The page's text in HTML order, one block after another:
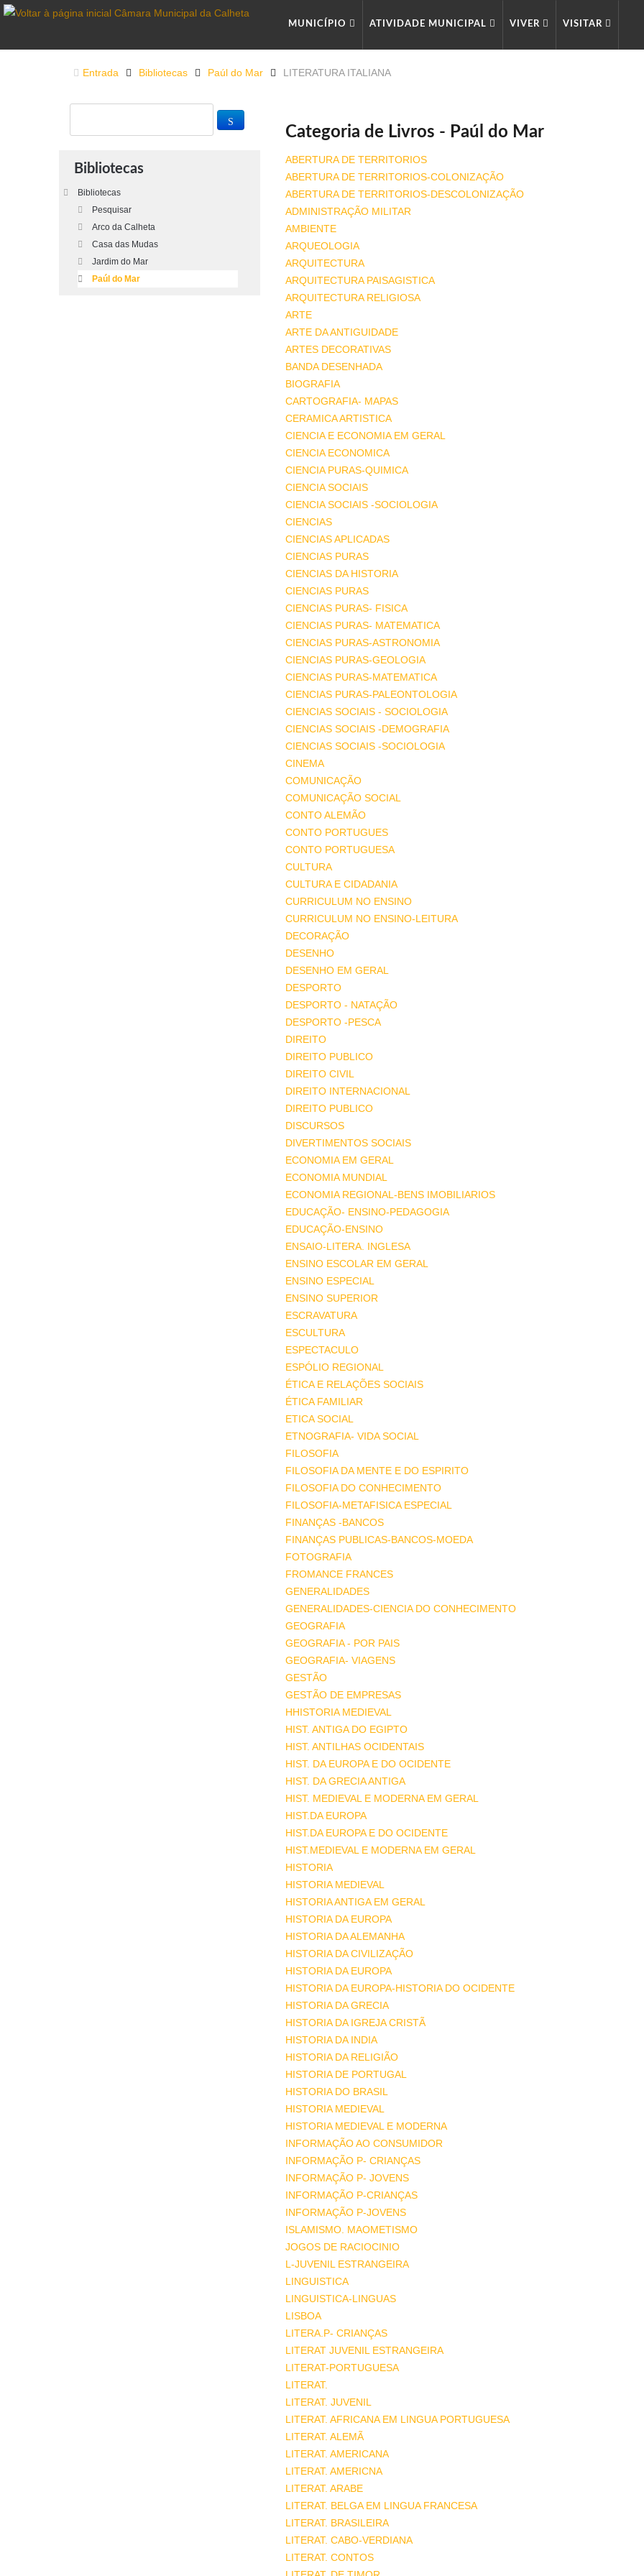
MUNICÍPIO ATIVIDADE MUNICIPAL VIVER VISITAR
Entrada Bibliotecas Paúl do Mar LITERATURA ITALIANA
Categoria de Livros - Paúl do Mar
ABERTURA DE TERRITORIOS
ABERTURA DE TERRITORIOS-COLONIZAÇÃO
ABERTURA DE TERRITORIOS-DESCOLONIZAÇÃO
ADMINISTRAÇÃO MILITAR
AMBIENTE
ARQUEOLOGIA
ARQUITECTURA
ARQUITECTURA PAISAGISTICA
ARQUITECTURA RELIGIOSA
ARTE
ARTE DA ANTIGUIDADE
ARTES DECORATIVAS
BANDA DESENHADA
BIOGRAFIA
CARTOGRAFIA- MAPAS
CERAMICA ARTISTICA
CIENCIA E ECONOMIA EM GERAL
CIENCIA ECONOMICA
CIENCIA PURAS-QUIMICA
CIENCIA SOCIAIS
CIENCIA SOCIAIS -SOCIOLOGIA
CIENCIAS
CIENCIAS APLICADAS
CIENCIAS PURAS
CIENCIAS DA HISTORIA
CIENCIAS PURAS
CIENCIAS PURAS- FISICA
CIENCIAS PURAS- MATEMATICA
CIENCIAS PURAS-ASTRONOMIA
CIENCIAS PURAS-GEOLOGIA
CIENCIAS PURAS-MATEMATICA
CIENCIAS PURAS-PALEONTOLOGIA
CIENCIAS SOCIAIS - SOCIOLOGIA
CIENCIAS SOCIAIS -DEMOGRAFIA
CIENCIAS SOCIAIS -SOCIOLOGIA
CINEMA
COMUNICAÇÃO
COMUNICAÇÃO SOCIAL
CONTO ALEMÃO
CONTO PORTUGUES
CONTO PORTUGUESA
CULTURA
CULTURA E CIDADANIA
CURRICULUM NO ENSINO
CURRICULUM NO ENSINO-LEITURA
DECORAÇÃO
DESENHO
DESENHO EM GERAL
DESPORTO
DESPORTO - NATAÇÃO
DESPORTO -PESCA
DIREITO
DIREITO PUBLICO
DIREITO CIVIL
DIREITO INTERNACIONAL
DIREITO PUBLICO
DISCURSOS
DIVERTIMENTOS SOCIAIS
ECONOMIA EM GERAL
ECONOMIA MUNDIAL
ECONOMIA REGIONAL-BENS IMOBILIARIOS
EDUCAÇÃO- ENSINO-PEDAGOGIA
EDUCAÇÃO-ENSINO
ENSAIO-LITERA. INGLESA
ENSINO ESCOLAR EM GERAL
ENSINO ESPECIAL
ENSINO SUPERIOR
ESCRAVATURA
ESCULTURA
ESPECTACULO
ESPÓLIO REGIONAL
ÉTICA E RELAÇÕES SOCIAIS
ÉTICA FAMILIAR
ETICA SOCIAL
ETNOGRAFIA- VIDA SOCIAL
FILOSOFIA
FILOSOFIA DA MENTE E DO ESPIRITO
FILOSOFIA DO CONHECIMENTO
FILOSOFIA-METAFISICA ESPECIAL
FINANÇAS -BANCOS
FINANÇAS PUBLICAS-BANCOS-MOEDA
FOTOGRAFIA
FROMANCE FRANCES
GENERALIDADES
GENERALIDADES-CIENCIA DO CONHECIMENTO
GEOGRAFIA
GEOGRAFIA - POR PAIS
GEOGRAFIA- VIAGENS
GESTÃO
GESTÃO DE EMPRESAS
HHISTORIA MEDIEVAL
HIST. ANTIGA DO EGIPTO
HIST. ANTILHAS OCIDENTAIS
HIST. DA EUROPA E DO OCIDENTE
HIST. DA GRECIA ANTIGA
HIST. MEDIEVAL E MODERNA EM GERAL
HIST.DA EUROPA
HIST.DA EUROPA E DO OCIDENTE
HIST.MEDIEVAL E MODERNA EM GERAL
HISTORIA
HISTORIA MEDIEVAL
HISTORIA ANTIGA EM GERAL
HISTORIA DA EUROPA
HISTORIA DA ALEMANHA
HISTORIA DA CIVILIZAÇÃO
HISTORIA DA EUROPA
HISTORIA DA EUROPA-HISTORIA DO OCIDENTE
HISTORIA DA GRECIA
HISTORIA DA IGREJA CRISTÃ
HISTORIA DA INDIA
HISTORIA DA RELIGIÃO
HISTORIA DE PORTUGAL
HISTORIA DO BRASIL
HISTORIA MEDIEVAL
HISTORIA MEDIEVAL E MODERNA
INFORMAÇÃO AO CONSUMIDOR
INFORMAÇÃO P- CRIANÇAS
INFORMAÇÃO P- JOVENS
INFORMAÇÃO P-CRIANÇAS
INFORMAÇÃO P-JOVENS
ISLAMISMO. MAOMETISMO
JOGOS DE RACIOCINIO
L-JUVENIL ESTRANGEIRA
LINGUISTICA
LINGUISTICA-LINGUAS
LISBOA
LITERA.P- CRIANÇAS
LITERAT JUVENIL ESTRANGEIRA
LITERAT-PORTUGUESA
LITERAT.
LITERAT. JUVENIL
LITERAT. AFRICANA EM LINGUA PORTUGUESA
LITERAT. ALEMÃ
LITERAT. AMERICANA
LITERAT. AMERICNA
LITERAT. ARABE
LITERAT. BELGA EM LINGUA FRANCESA
LITERAT. BRASILEIRA
LITERAT. CABO-VERDIANA
LITERAT. CONTOS
Bibliotecas
Bibliotecas
Pesquisar
Arco da Calheta
Casa das Mudas
Jardim do Mar
Paúl do Mar